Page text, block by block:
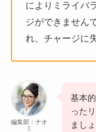
によりミライバ
ジができません
れ、チャージに
編集部：ナオ
ミ
基本
った
ましょ